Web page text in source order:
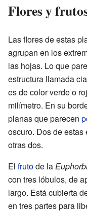
Flores y
Las flores de estas
agrupan en los
las hojas. Lo que
estructura llamada
es de color verde o
milímetro. En su
planas que parecen
oscuro. Dos de
otras dos.
El frutode la
con tres lóbulos, de
largo. Está cubierta
en tres partes para